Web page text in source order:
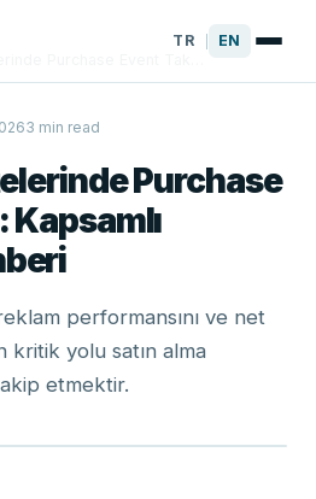
TR
EN
3 min read
Purchase
Kapsamlı
performansını ve net
kritik yolu satın alma
etmektir.